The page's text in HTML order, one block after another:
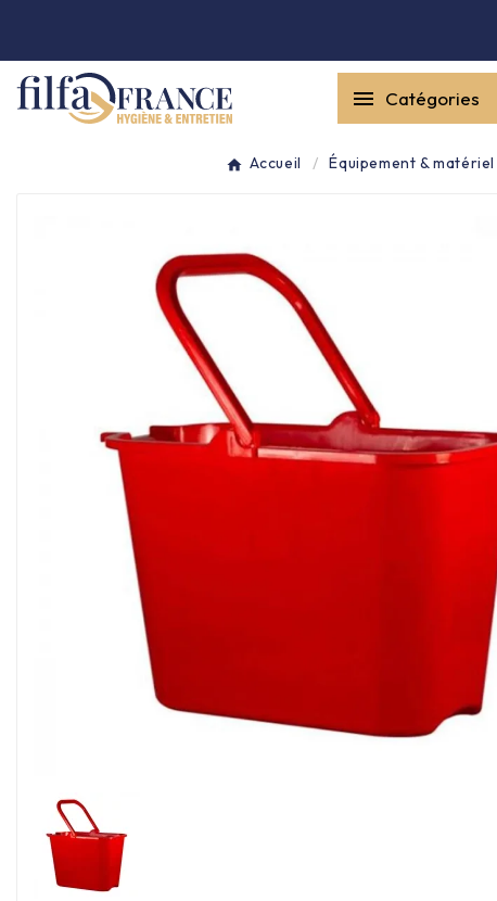
 Catégories
Entretien général
Collecte des déchets
Produit ouate 
Hygiène mains 
Alimentaire & jetable
Équipement cuisine pro
PROMOTION
Les nouveaux produits
Accueil Équipement & matériel